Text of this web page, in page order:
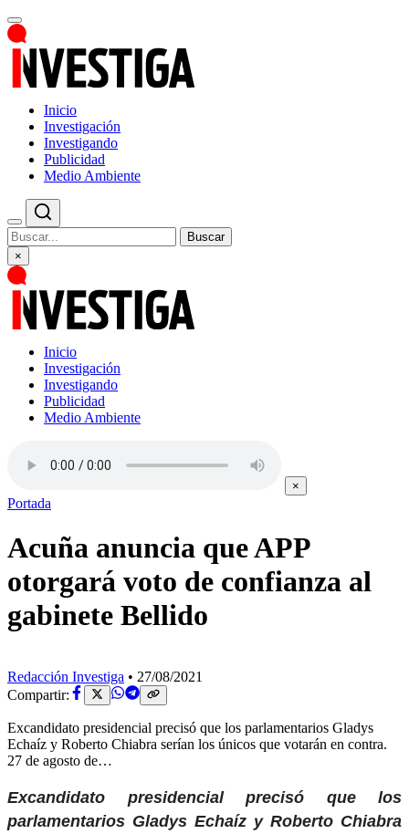
Inicio
Investigación
Investigando
Publicidad
Medio Ambiente
Buscar
×
Inicio
Investigación
Investigando
Publicidad
Medio Ambiente
×
Portada
Acuña anuncia que APP
otorgará voto de confianza al
gabinete Bellido
Redacción Investiga • 27/08/2021
Compartir:
Excandidato presidencial precisó que los parlamentarios Gladys
Echaíz y Roberto Chiabra serían los únicos que votarán en contra.
27 de agosto de…
Excandidato presidencial precisó que los
parlamentarios Gladys Echaíz y Roberto Chiabra